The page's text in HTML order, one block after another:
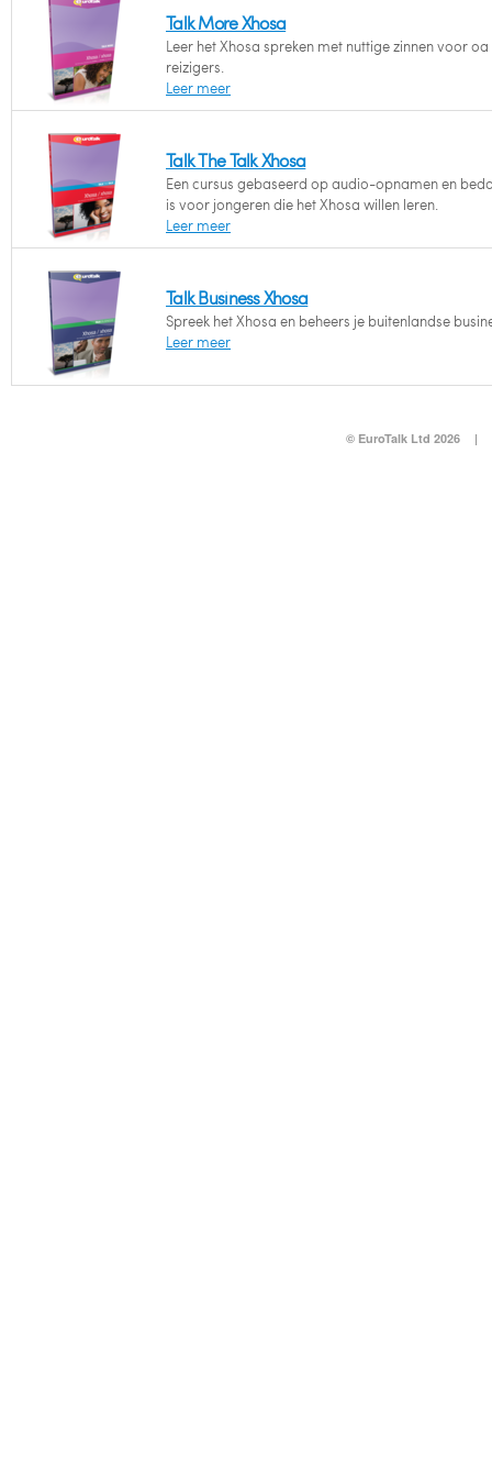
Talk More Xhosa
Leer het Xhosa spreken met nuttige zinnen voor oa
reizigers.
Leer meer
Talk The Talk Xhosa
Een cursus gebaseerd op audio-opnamen en
is voor jongeren die het Xhosa willen leren.
Leer meer
Talk Business Xhosa
Spreek het Xhosa en beheers je buitenlandse
Leer meer
© EuroTalk Ltd 2026 |